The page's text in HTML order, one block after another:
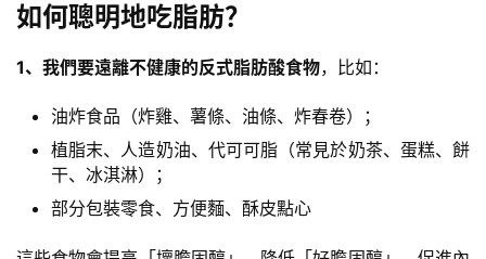
氧
練
如何聰明地吃脂肪？
1、我們要遠離不健康的反式脂肪酸食物，比如：
油炸食品（炸雞、 薯條、油條、炸春卷）；
植脂末、 人造奶油、 代可可脂 （常見於奶茶、 蛋糕、餅
干、 冰淇淋）；
部分包裝零食、 方便麵、 酥皮點心